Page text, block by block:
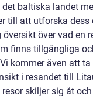
det baltiska landet
till att utforska
översikt över vad en
finns tillgängliga
kommer även att
i resandet till
resor skiljer sig åt